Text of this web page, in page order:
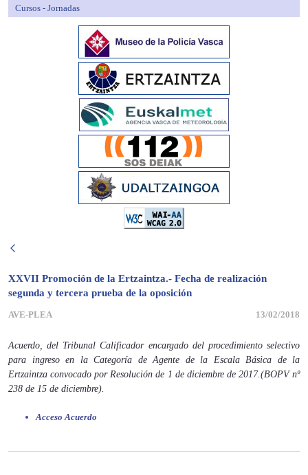
Cursos - Jornadas
XXVII Promoción de la Ertzaintza.- Fecha de realización
segunda y tercera prueba de la oposición
AVE-PLEA 13/02/2018
Acuerdo, del Tribunal Calificador encargado del procedimiento selectivo
para ingreso en la Categoría de Agente de la Escala Básica de la
Ertzaintza convocado por Resolución de 1 de diciembre de 2017.(BOPV nº
238 de 15 de diciembre).
Acceso Acuerdo